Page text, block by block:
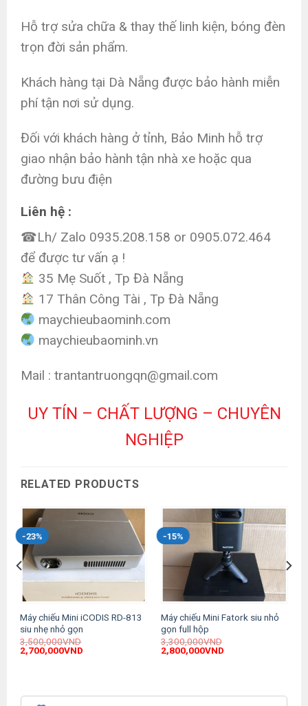
Hỗ trợ sửa chữa & thay thế linh kiện, bóng đèn
trọn đời sản phẩm.
Khách hàng tại Dà Nẵng được bảo hành miễn
phí tận nơi sử dụng.
Đối với khách hàng ở tỉnh, Bảo Minh hỗ trợ
giao nhận bảo hành tận nhà xe hoặc qua
đường bưu điện
Liên hệ :
☎Lh/ Zalo 0935.208.158 or 0905.072.464
để được tư vấn ạ !
35 Mẹ Suốt , Tp Đà Nẵng
17 Thân Công Tài , Tp Đà Nẵng
maychieubaominh.com
maychieubaominh.vn
Mail : trantantruongqn@gmail.com
UY TÍN – CHẤT LƯỢNG – CHUYÊN
NGHIỆP
RELATED PRODUCTS
-23%
Máy chiếu Mini iCODIS RD-813
siu nhẹ nhỏ gọn
3,500,000VND
Original
price
2,700,000VND
-15%
Máy chiếu Mini Fatork siu nhỏ
gọn full hộp
3,300,000VND
Original
price
2,800,000VNDCurrent